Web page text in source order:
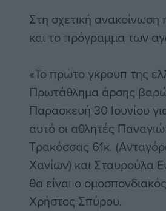
Στη σχετική
και το πρόγραμμα των
«Το πρώτο γκρουπ της
Πρωτάθλημα άρσης
Παρασκευή 30 Ιουνίου
αυτό οι αθλητές
Τρακόσσας 61κ.
Χανίων) και Σταυρούλα
θα είναι ο
Χρήστος Σπύρου.